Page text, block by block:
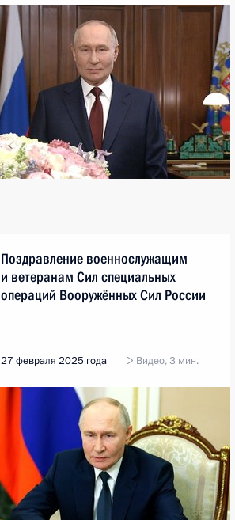
Поздравление военнослужащим
и ветеранам Сил специальных
операций Вооружённых Сил России
27 февраля 2025 года Видео, 3 мин.